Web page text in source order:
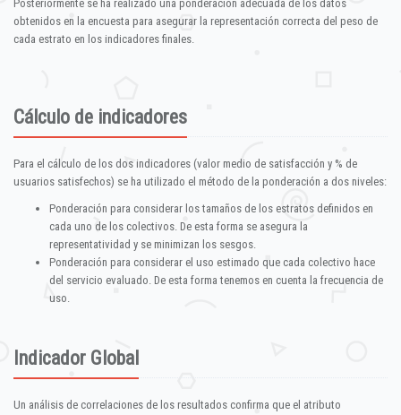
Posteriormente se ha realizado una ponderación adecuada de los datos
obtenidos en la encuesta para asegurar la representación correcta del peso de
cada estrato en los indicadores finales.
Cálculo de indicadores
Para el cálculo de los dos indicadores (valor medio de satisfacción y % de
usuarios satisfechos) se ha utilizado el método de la ponderación a dos niveles:
Ponderación para considerar los tamaños de los estratos definidos en
cada uno de los colectivos. De esta forma se asegura la
representatividad y se minimizan los sesgos.
Ponderación para considerar el uso estimado que cada colectivo hace
del servicio evaluado. De esta forma tenemos en cuenta la frecuencia de
uso.
Indicador Global
Un análisis de correlaciones de los resultados confirma que el atributo